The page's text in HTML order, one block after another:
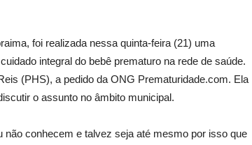
foi realizada nessa quinta-feira (21) uma
integral do bebê prematuro na rede de saúde.
(PHS), a pedido da ONG Prematuridade.com. Ela
o assunto no âmbito municipal.
conhecem e talvez seja até mesmo por isso que